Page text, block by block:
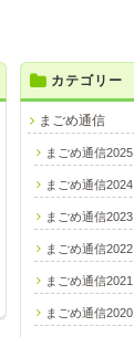
カテゴリー
まごめ通信
まごめ通信2025
まごめ通信2024
まごめ通信2023
まごめ通信2022
まごめ通信2021
まごめ通信2020